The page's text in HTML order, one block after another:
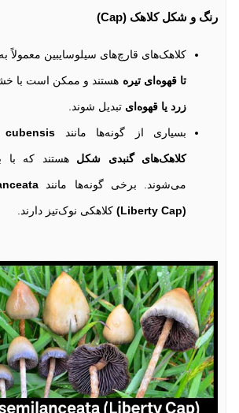
رنگ و شکل کلاهک (Cap)
کلاهک‌های قارچ‌های سیلوسایبین معمولاً
تا قهوه‌ای تیره هستند و ممکن است با
زرد یا قهوه‌ای تبدیل شوند.
بسیاری از گونه‌ها مانند cubensis
کلاهک‌های گنبدی شکل هستند که با
می‌شوند. برخی گونه‌ها مانند
(Liberty Cap) کلاهکی نوک‌تیز دارند.